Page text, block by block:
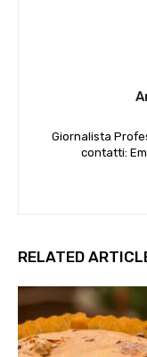
Giornalista
contatti:
RELATED